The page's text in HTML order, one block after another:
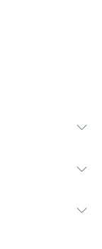
新卒就
マンガ・ゲーム